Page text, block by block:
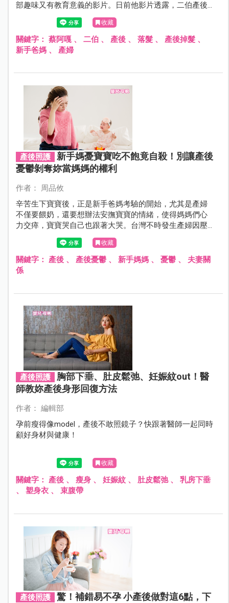
部趣味又有教育意義的影片。日前他影片透露，二伯產後
掉髮速度變超快，甚至實測洗完頭後掉了幾根頭髮，沒想
到數量驚人，令人不敢相信…
收藏
關鍵字： 蔡阿嘎、 二伯、 產後、 落髮、 產後掉髮、
新手爸媽、 產婦
產後照護
新手媽憂寶寶吃不飽竟自殺！別讓產後
憂鬱剝奪妳當媽媽的權利
作者： 周品攸
辛苦生下寶寶後，正是新手爸媽考驗的開始，尤其是產婦
不僅要餵奶，還要想辦法安撫寶寶的情緒，使得媽媽們心
力交瘁，寶寶哭自己也跟著大哭。台灣不時發生產婦因壓
力過大，罹患產後憂鬱帶著小孩自殺的案例，而近期英國
也傳出新手媽媽因過度自責而自殺身亡的悲劇….
收藏
關鍵字： 產後、 產後憂鬱、 新手媽媽、 憂鬱、 夫妻關
係
產後照護
胸部下垂、肚皮鬆弛、妊娠紋out！醫
師教妳產後身形回復方法
作者： 編輯部
孕前瘦得像model，產後不敢照鏡子？快跟著醫師一起同時
顧好身材與健康！
收藏
關鍵字： 產後、 瘦身、 妊娠紋、 肚皮鬆弛、 乳房下垂
、 塑身衣、 束腹帶
產後照護
驚！補錯易不孕 小產後做對這6點，下